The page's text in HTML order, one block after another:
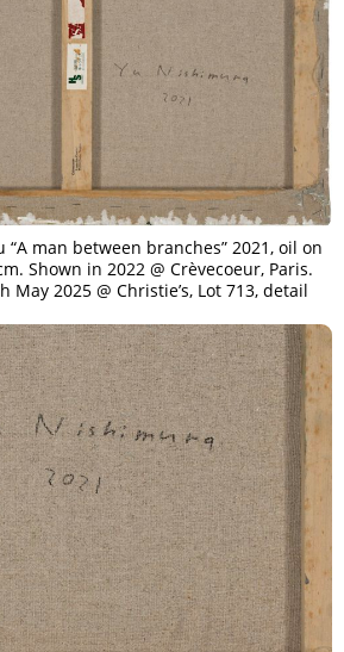
“A man between branches” 2021, oil on
Shown in 2022 @ Crèvecoeur, Paris.
May 2025 @ Christie’s, Lot 713, detail